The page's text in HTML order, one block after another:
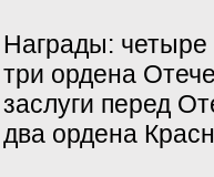
Награды: четыре
три ордена
заслуги перед
два ордена